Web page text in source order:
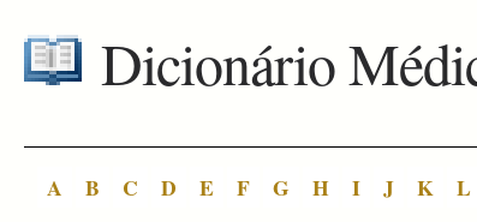
Dicionário
A B C D E F G H I J K L